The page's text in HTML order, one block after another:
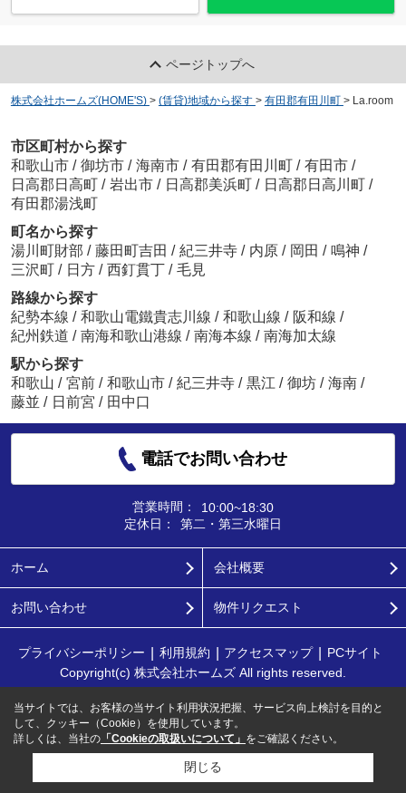
ページトップへ
株式会社ホームズ(HOME'S) > (賃貸)地域から探す > 有田郡有田川町 > La.room
市区町村から探す
和歌山市 / 御坊市 / 海南市 / 有田郡有田川町 / 有田市 /
日高郡日高町 / 岩出市 / 日高郡美浜町 / 日高郡日高川町 /
有田郡湯浅町
町名から探す
湯川町財部 / 藤田町吉田 / 紀三井寺 / 内原 / 岡田 / 鳴神 /
三沢町 / 日方 / 西釘貫丁 / 毛見
路線から探す
紀勢本線 / 和歌山電鐵貴志川線 / 和歌山線 / 阪和線 /
紀州鉄道 / 南海和歌山港線 / 南海本線 / 南海加太線
駅から探す
和歌山 / 宮前 / 和歌山市 / 紀三井寺 / 黒江 / 御坊 / 海南 /
藤並 / 日前宮 / 田中口
電話でお問い合わせ
営業時間：
10:00~18:30
定休日：
第二・第三水曜日
ホーム 会社概要
お問い合わせ 物件リクエスト
プライバシーポリシー 利用規約 アクセスマップ
PCサイト
Copyright(c) 株式会社ホームズ All rights reserved.
当サイトでは、お客様の当サイト利用状況把握、サービス向上検討を目的と
して、クッキー（Cookie）を使用しています。
詳しくは、当社の 「Cookieの取扱いについて」 をご確認ください。
閉じる